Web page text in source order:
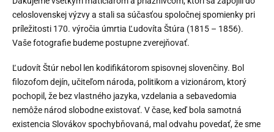
celoslovenskej výzvy a stali sa súčasťou spoločnej spomienky pri
príležitosti 170. výročia úmrtia Ľudovíta Štúra (1815 – 1856).
Vaše fotografie budeme postupne zverejňovať.
Ľudovít Štúr nebol len kodifikátorom spisovnej slovenčiny. Bol
filozofom dejín, učiteľom národa, politikom a vizionárom, ktorý
pochopil, že bez vlastného jazyka, vzdelania a sebavedomia
nemôže národ slobodne existovať. V čase, keď bola samotná
existencia Slovákov spochybňovaná, mal odvahu povedať, že sme